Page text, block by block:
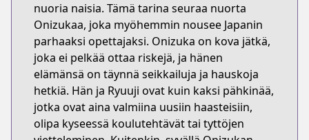
nuoria naisia. Tämä tarina seuraa nuorta
Onizukaa, joka myöhemmin nousee Japanin
parhaaksi opettajaksi. Onizuka on kova jätkä,
joka ei pelkää ottaa riskejä, ja hänen
elämänsä on täynnä seikkailuja ja hauskoja
hetkiä. Hän ja Ryuuji ovat kuin kaksi pähkinää,
jotka ovat aina valmiina uusiin haasteisiin,
olipa kyseessä koulutehtävät tai tyttöjen